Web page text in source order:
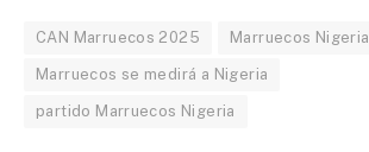
CAN Marruecos 2025 Marruecos Nigeria
Marruecos se medirá a Nigeria
partido Marruecos Nigeria